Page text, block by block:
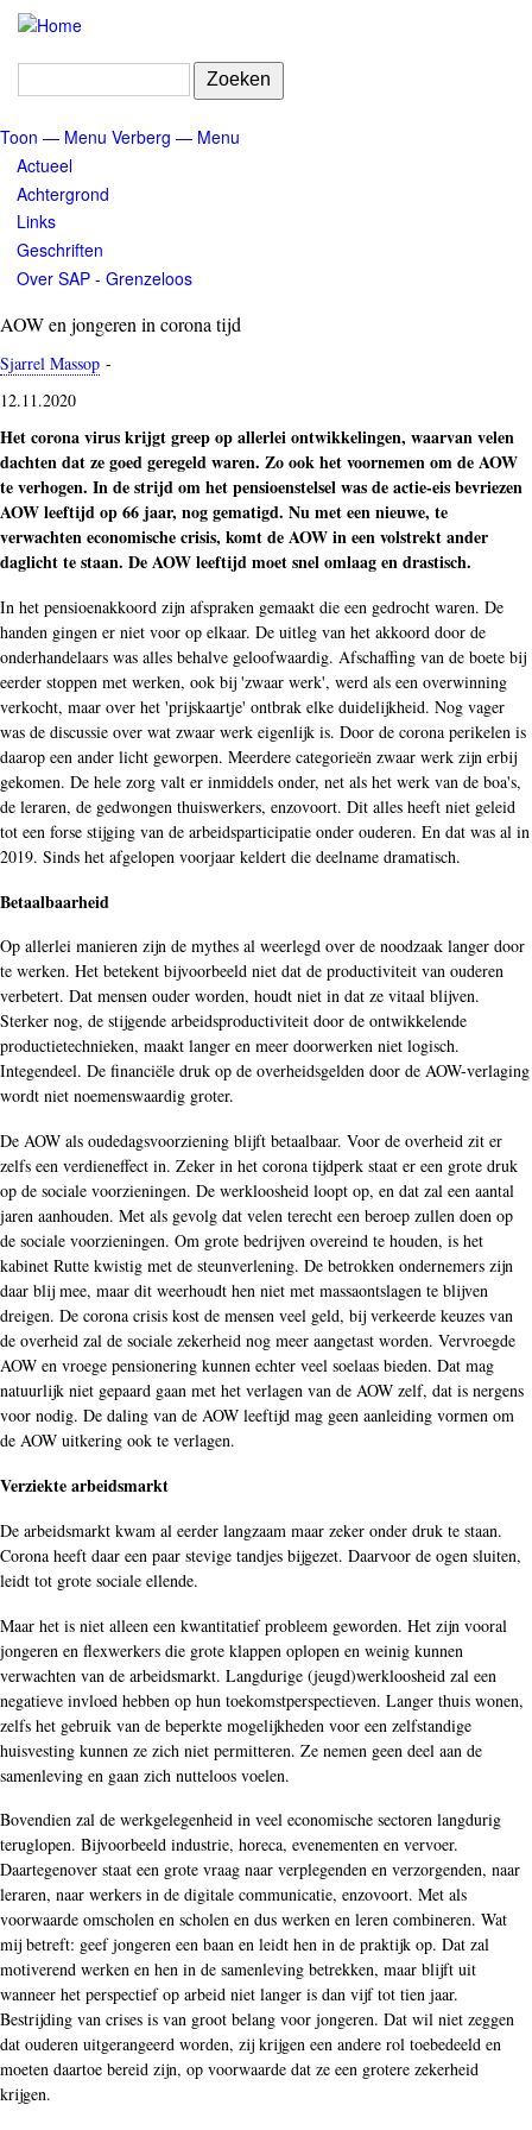
Overslaan
naar
gaan
Zoeken
Menu
Toon — Menu Verberg — Menu
Actueel
Achtergrond
Links
Geschriften
Over SAP - Grenzeloos
AOW en jongeren in corona tijd
Sjarrel Massop -
12.11.2020
Het corona virus krijgt greep op allerlei ontwikkelingen, waarvan velen
dachten dat ze goed geregeld waren. Zo ook het voornemen om de AOW
te verhogen. In de strijd om het pensioenstelsel was de actie-eis bevriezen
AOW leeftijd op 66 jaar, nog gematigd. Nu met een nieuwe, te
verwachten economische crisis, komt de AOW in een volstrekt ander
daglicht te staan. De AOW leeftijd moet snel omlaag en drastisch.
In het pensioenakkoord zijn afspraken gemaakt die een gedrocht waren. De
handen gingen er niet voor op elkaar. De uitleg van het akkoord door de
onderhandelaars was alles behalve geloofwaardig. Afschaffing van de boete bij
eerder stoppen met werken, ook bij 'zwaar werk', werd als een overwinning
verkocht, maar over het 'prijskaartje' ontbrak elke duidelijkheid. Nog vager
was de discussie over wat zwaar werk eigenlijk is. Door de corona perikelen is
daarop een ander licht geworpen. Meerdere categorieën zwaar werk zijn erbij
gekomen. De hele zorg valt er inmiddels onder, net als het werk van de boa's,
de leraren, de gedwongen thuiswerkers, enzovoort. Dit alles heeft niet geleid
tot een forse stijging van de arbeidsparticipatie onder ouderen. En dat was al in
2019. Sinds het afgelopen voorjaar keldert die deelname dramatisch.
Betaalbaarheid
Op allerlei manieren zijn de mythes al weerlegd over de noodzaak langer door
te werken. Het betekent bijvoorbeeld niet dat de productiviteit van ouderen
verbetert. Dat mensen ouder worden, houdt niet in dat ze vitaal blijven.
Sterker nog, de stijgende arbeidsproductiviteit door de ontwikkelende
productietechnieken, maakt langer en meer doorwerken niet logisch.
Integendeel. De financiële druk op de overheidsgelden door de AOW-verlaging
wordt niet noemenswaardig groter.
De AOW als oudedagsvoorziening blijft betaalbaar. Voor de overheid zit er
zelfs een verdieneffect in. Zeker in het corona tijdperk staat er een grote druk
op de sociale voorzieningen. De werkloosheid loopt op, en dat zal een aantal
jaren aanhouden. Met als gevolg dat velen terecht een beroep zullen doen op
de sociale voorzieningen. Om grote bedrijven overeind te houden, is het
kabinet Rutte kwistig met de steunverlening. De betrokken ondernemers zijn
daar blij mee, maar dit weerhoudt hen niet met massaontslagen te blijven
dreigen. De corona crisis kost de mensen veel geld, bij verkeerde keuzes van
de overheid zal de sociale zekerheid nog meer aangetast worden. Vervroegde
AOW en vroege pensionering kunnen echter veel soelaas bieden. Dat mag
natuurlijk niet gepaard gaan met het verlagen van de AOW zelf, dat is nergens
voor nodig. De daling van de AOW leeftijd mag geen aanleiding vormen om
de AOW uitkering ook te verlagen.
Verziekte arbeidsmarkt
De arbeidsmarkt kwam al eerder langzaam maar zeker onder druk te staan.
Corona heeft daar een paar stevige tandjes bijgezet. Daarvoor de ogen sluiten,
leidt tot grote sociale ellende.
Maar het is niet alleen een kwantitatief probleem geworden. Het zijn vooral
jongeren en flexwerkers die grote klappen oplopen en weinig kunnen
verwachten van de arbeidsmarkt. Langdurige (jeugd)werkloosheid zal een
negatieve invloed hebben op hun toekomstperspectieven. Langer thuis wonen,
zelfs het gebruik van de beperkte mogelijkheden voor een zelfstandige
huisvesting kunnen ze zich niet permitteren. Ze nemen geen deel aan de
samenleving en gaan zich nutteloos voelen.
Bovendien zal de werkgelegenheid in veel economische sectoren langdurig
teruglopen. Bijvoorbeeld industrie, horeca, evenementen en vervoer.
Daartegenover staat een grote vraag naar verplegenden en verzorgenden, naar
leraren, naar werkers in de digitale communicatie, enzovoort. Met als
voorwaarde omscholen en scholen en dus werken en leren combineren. Wat
mij betreft: geef jongeren een baan en leidt hen in de praktijk op. Dat zal
motiverend werken en hen in de samenleving betrekken, maar blijft uit
wanneer het perspectief op arbeid niet langer is dan vijf tot tien jaar.
Bestrijding van crises is van groot belang voor jongeren. Dat wil niet zeggen
dat ouderen uitgerangeerd worden, zij krijgen een andere rol toebedeeld en
moeten daartoe bereid zijn, op voorwaarde dat ze een grotere zekerheid
krijgen.